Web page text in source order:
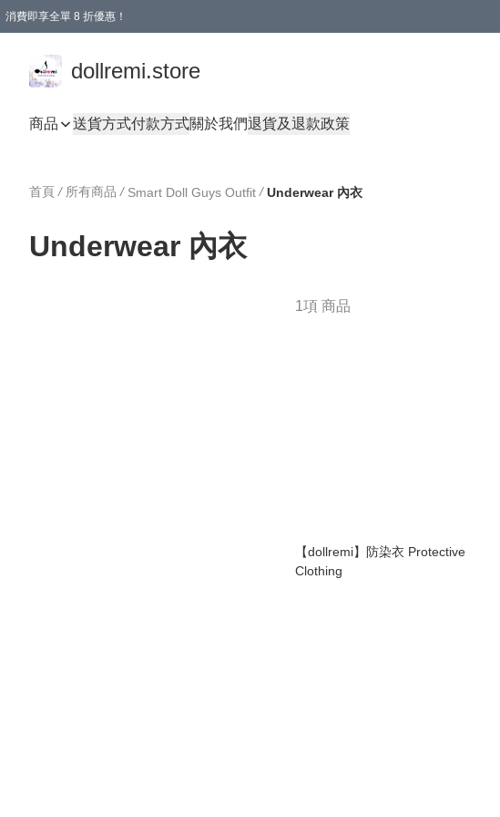
消費即享全單 8 折優惠！
dollremi.store
商品 送貨方式付款方式關於我們退貨及退款政策
首頁 / 所有商品 / Smart Doll Guys Outfit / Underwear 內衣
Underwear 內衣
1項 商品
【dollremi】防染衣 Protective
Clothing